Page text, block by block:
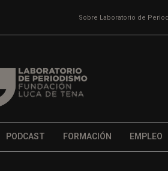
Sobre Laboratorio de
PODCAST FORMACIÓN EMPLEO